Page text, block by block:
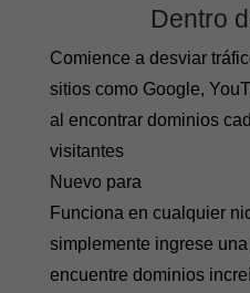
Dentro
Comience a desviar
sitios como Google,
al encontrar dominios
visitantes
Nuevo para
Funciona en cualquier
simplemente ingrese
encuentre dominios